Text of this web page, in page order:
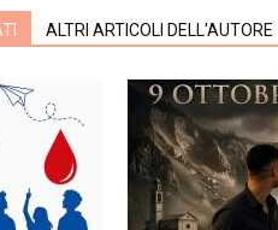
ALTRI ARTICOLI DELL'AUTORE